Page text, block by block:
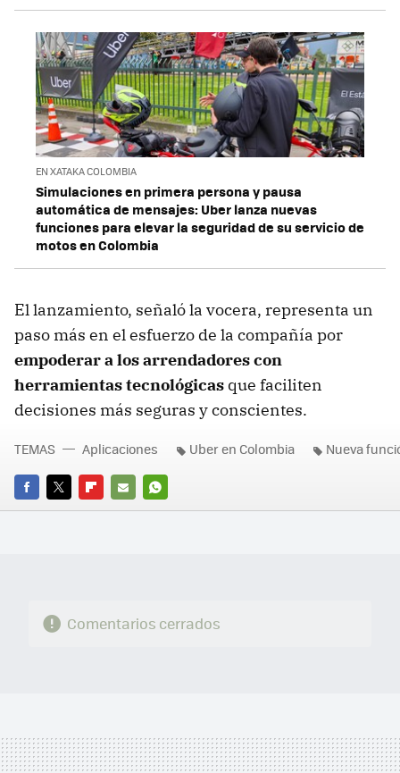
EN XATAKA COLOMBIA
Simulaciones en primera persona y pausa
automática de mensajes: Uber lanza nuevas
funciones para elevar la seguridad de su servicio de
motos en Colombia
El lanzamiento, señaló la vocera, representa un
paso más en el esfuerzo de la compañía por
empoderar a los arrendadores con
herramientas tecnológicas que faciliten
decisiones más seguras y conscientes.
FACEBOOK
TWITTERFLIPBOARD
E-
WHATSAPP
TEMAS Aplicaciones Uber en Colombia Nueva
Comentarios cerrados